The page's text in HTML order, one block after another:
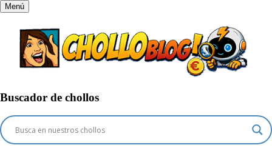
Menú
Buscador de chollos